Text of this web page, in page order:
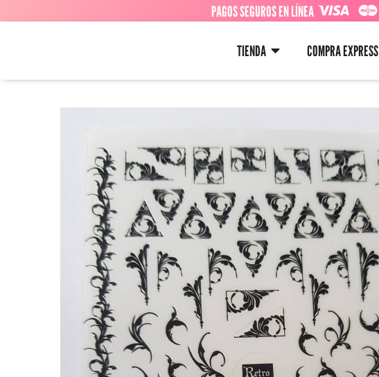
PAGOS SEGUROS EN LÍNEA
TIENDA COMPRA EXPRESS